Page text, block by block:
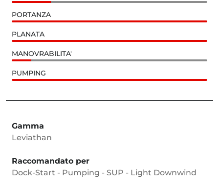
PORTANZA
PLANATA
MANOVRABILITA'
PUMPING
Gamma
Leviathan
Raccomandato per
Dock-Start - Pumping - SUP - Light Downwind